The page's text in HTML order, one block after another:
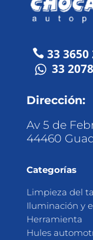
 33 3650
33
Dirección:
Av 5 de
44460
Categorías
Limpieza del
Iluminación y
Herramienta
Hules